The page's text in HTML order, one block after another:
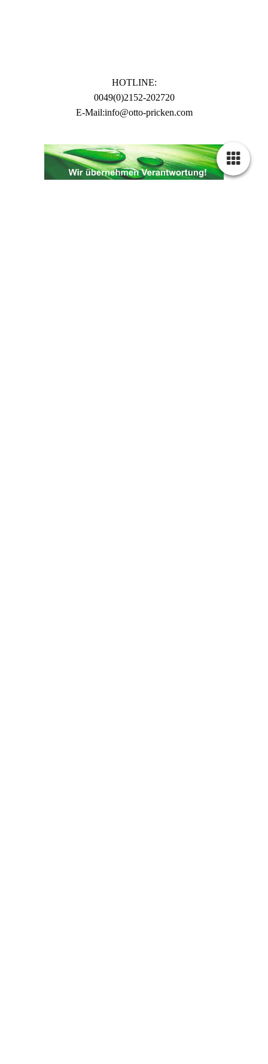
HOTLINE:
0049(0)2152-202720
E-Mail:info@otto-pricken.com